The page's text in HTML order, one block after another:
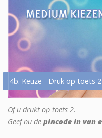
4b. Keuze - Druk op toets
Of u drukt op toets 2.
Geef nu de pincode in van